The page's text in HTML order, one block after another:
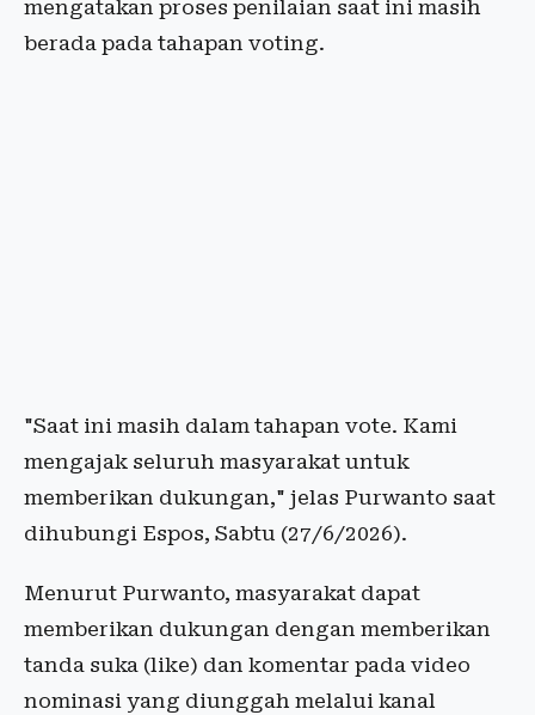
mengatakan proses penilaian saat ini masih
berada pada tahapan voting.
"Saat ini masih dalam tahapan vote. Kami
mengajak seluruh masyarakat untuk
memberikan dukungan," jelas Purwanto saat
dihubungi Espos, Sabtu (27/6/2026).
Menurut Purwanto, masyarakat dapat
memberikan dukungan dengan memberikan
tanda suka (like) dan komentar pada video
nominasi yang diunggah melalui kanal